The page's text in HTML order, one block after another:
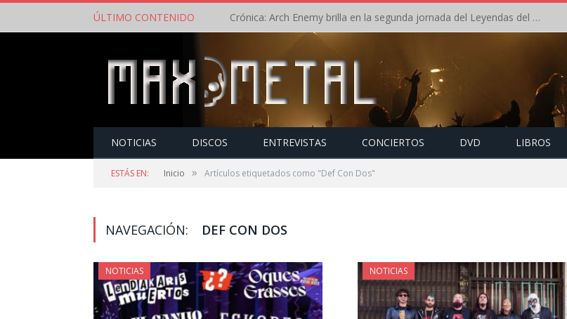
ÚLTIMO CONTENIDO Crónica: Arch Enemy brilla en la segunda jornada del Leyendas del Rock – Jueves – Agosto 2026
NOTICIAS DISCOS ENTREVISTAS CONCIERTOS DVD LIBROS
ESTÁS EN: Inicio » Artículos etiquetados como "Def Con Dos"
NAVEGACIÓN: DEF CON DOS
NOTICIAS NOTICIAS